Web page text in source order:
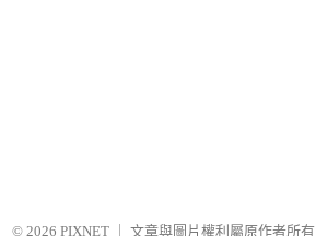
© 2026 PIXNET 文章與圖片權利屬原作者所有